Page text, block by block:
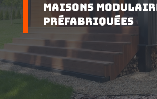
maisons
préfabriquées